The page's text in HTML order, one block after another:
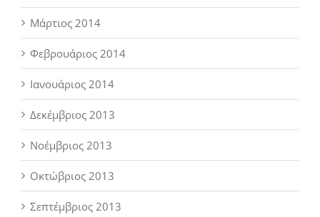
Μάρτιος 2014
Φεβρουάριος 2014
Ιανουάριος 2014
Δεκέμβριος 2013
Νοέμβριος 2013
Οκτώβριος 2013
Σεπτέμβριος 2013